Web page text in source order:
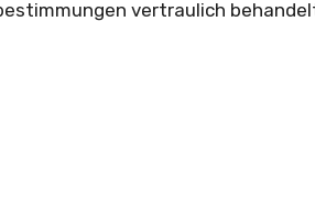
vertraulich